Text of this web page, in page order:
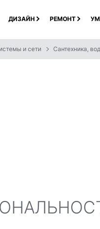
ДИЗАЙН РЕМОНТ
и сети Сантехника,